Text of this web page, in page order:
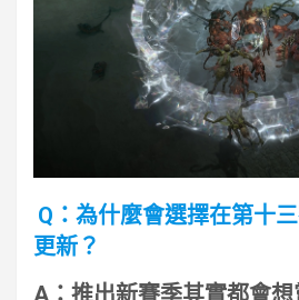
Q：為什麼會選擇在第十
更新？
A：推出新賽季其實都會想